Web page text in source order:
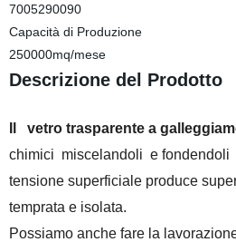
7005290090
Capacità di Produzione
250000mq/mese
Descrizione del Prodotto
vetro trasparente a
chimici miscelandoli e fondendoli
tensione superficiale produce
temprata e isolata.
Possiamo anche fare la